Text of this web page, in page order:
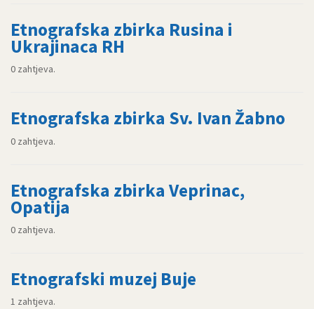
Etnografska zbirka Rusina i
Ukrajinaca RH
0 zahtjeva.
Etnografska zbirka Sv. Ivan Žabno
0 zahtjeva.
Etnografska zbirka Veprinac,
Opatija
0 zahtjeva.
Etnografski muzej Buje
1 zahtjeva.